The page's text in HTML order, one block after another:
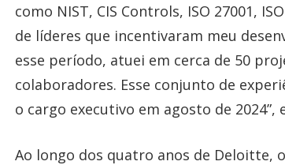
como NIST, CIS Controls, ISO 27001,
de líderes que incentivaram meu
esse período, atuei em cerca de 50
colaboradores. Esse conjunto de
o cargo executivo em agosto de 2024”,
Ao longo dos quatro anos de Deloitte,